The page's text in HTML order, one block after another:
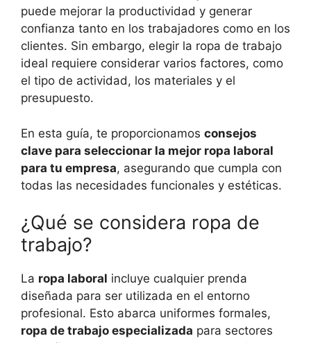
puede mejorar la productividad y generar
confianza tanto en los trabajadores como en los
clientes. Sin embargo, elegir la ropa de trabajo
ideal requiere considerar varios factores, como
el tipo de actividad, los materiales y el
presupuesto.
En esta guía, te proporcionamos consejos
clave para seleccionar la mejor ropa laboral
para tu empresa, asegurando que cumpla con
todas las necesidades funcionales y estéticas.
¿Qué se considera ropa de
trabajo?
La ropa laboral incluye cualquier prenda
diseñada para ser utilizada en el entorno
profesional. Esto abarca uniformes formales,
ropa de trabajo especializada para sectores